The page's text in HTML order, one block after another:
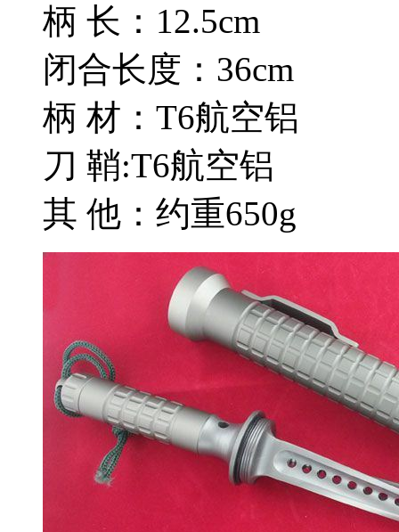
柄 长：12.5cm
闭合长度：36cm
柄 材：T6航空铝
刀 鞘:T6航空铝
其 他：约重650g